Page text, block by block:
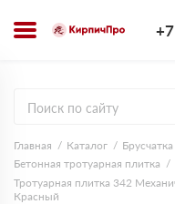
Главная Каталог
Бетонная тротуарная плитка
Тротуарная плитка 342
Красный